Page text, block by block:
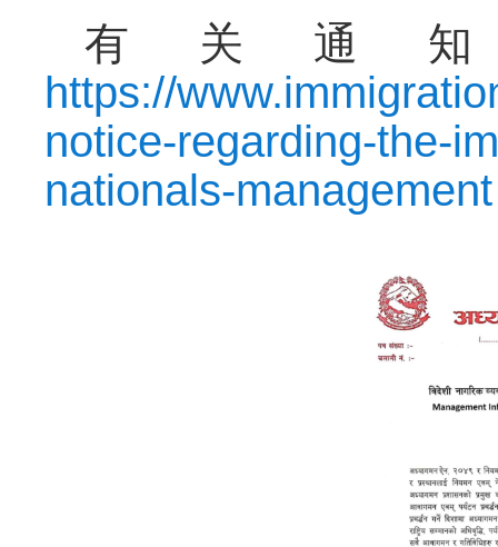
有关通
https://
notice-regarding-the-
nationals-management